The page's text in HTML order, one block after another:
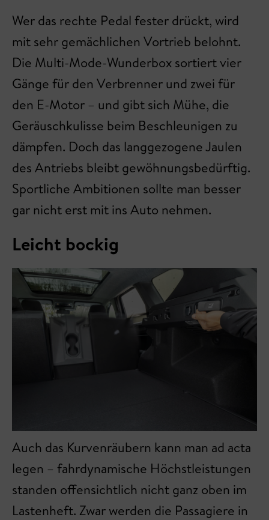
Wer das rechte Pedal fester drückt, wird
mit sehr gemächlichen Vortrieb belohnt.
Die Multi-Mode-Wunderbox sortiert vier
Gänge für den Verbrenner und zwei für
den E-Motor – und gibt sich Mühe, die
Geräuschkulisse beim Beschleunigen zu
dämpfen. Doch das langgezogene Jaulen
des Antriebs bleibt gewöhnungsbedürftig.
Sportliche Ambitionen sollte man besser
gar nicht erst mit ins Auto nehmen.
Leicht bockig
Auch das Kurvenräubern kann man ad acta
legen – fahrdynamische Höchstleistungen
standen offensichtlich nicht ganz oben im
Lastenheft. Zwar werden die Passagiere in